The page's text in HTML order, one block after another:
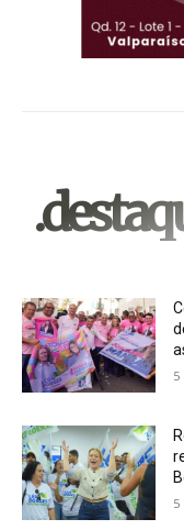
5
5